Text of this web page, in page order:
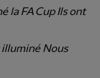
la FA Cup Ils ont
illuminé Nous